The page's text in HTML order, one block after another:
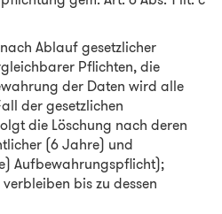
Ablauf gesetzlicher
Pflichten, die
der Daten wird alle
der gesetzlichen
die Löschung nach deren
(6 Jahre) und
Aufbewahrungspflicht);
bis zu dessen